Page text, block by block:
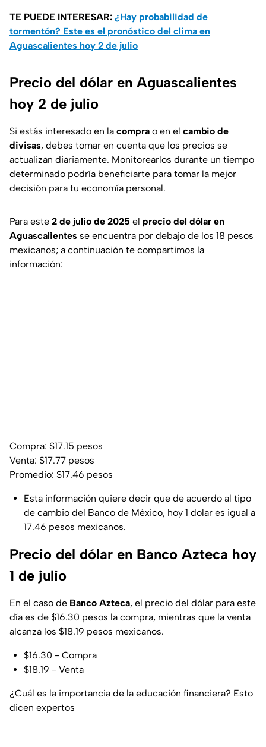
TE PUEDE INTERESAR: ¿Hay probabilidad de
tormentón? Este es el pronóstico del clima en
Aguascalientes hoy 2 de julio
Precio del dólar en Aguascalientes
hoy 2 de julio
Si estás interesado en la compra o en el cambio de
divisas, debes tomar en cuenta que los precios se
actualizan diariamente. Monitorearlos durante un tiempo
determinado podría beneficiarte para tomar la mejor
decisión para tu economía personal.
Para este 2 de julio de 2025 el precio del dólar en
Aguascalientes se encuentra por debajo de los 18 pesos
mexicanos; a continuación te compartimos la
información:
Compra: $17.15 pesos
Venta: $17.77 pesos
Promedio: $17.46 pesos
Esta información quiere decir que de acuerdo al tipo
de cambio del Banco de México, hoy 1 dolar es igual a
17.46 pesos mexicanos.
Precio del dólar en Banco Azteca hoy
1 de julio
En el caso de Banco Azteca, el precio del dólar para este
día es de $16.30 pesos la compra, mientras que la venta
alcanza los $18.19 pesos mexicanos.
$16.30 - Compra
$18.19 - Venta
¿Cuál es la importancia de la educación financiera? Esto
dicen expertos